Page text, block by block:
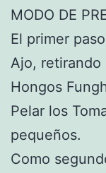
MODO DE
El primer
Ajo, retirando
Hongos
Pelar los
pequeños.
Como